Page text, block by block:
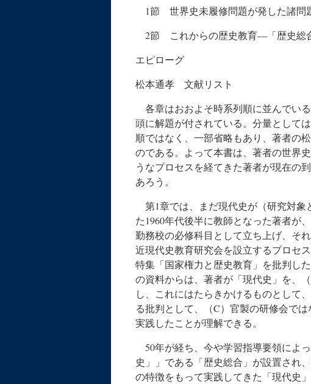
1節 世界史未履修問題が発した諸問
2節 これからの歴史教育―「歴史総
エピローグ
松本通孝 文献リスト
各章はおおよそ時系列順に並んでい
頭に解題が付されている。分量として
順ではなく、一部省略もあり、著者の
のである。よって本書は、著者の世界
うなプロセスを経てきた著者が現在の
あろう。
第1章では、まだ現代史が（研究対象
た1960年代後半に教師となった著者が
勤務校の必修科目として立ち上げ、そ
近現代史教育研究会を設立するプロセ
特集「国家権力と歴史教育」を批判し
の資料からは、著者が「現代史」を、
し、これにはたらきかけるものとして
る批判として、（C）官製の研修会で
実践したことが理解できる。
50年が経ち、今や学習指導要領によ
史」」である「歴史総合」が設置され
の特徴をもって実践してきた「現代史